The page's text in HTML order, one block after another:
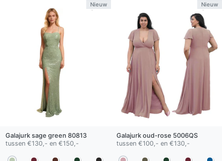
Nieuw
Galajurk sage green 80813
tussen €130,- en €150,-
Nieuw
Galajurk oud-rose 5006QS
tussen €100,- en €130,-